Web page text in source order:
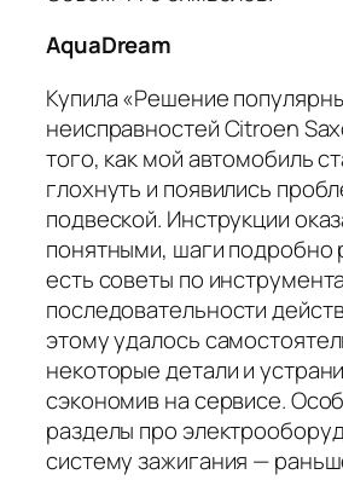
AquaDream
Купила «Решение
неисправностей Citroen
того, как мой автомобиль
глохнуть и появились
подвеской. Инструкции
понятными, шаги подробно
есть советы по
последовательности
этому удалось
некоторые детали и
сэкономив на сервисе.
разделы про
систему зажигания —